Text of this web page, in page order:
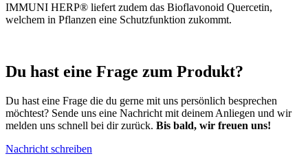
IMMUNI HERP® liefert zudem das Bioflavonoid Quercetin,
welchem in Pflanzen eine Schutzfunktion zukommt.
Du hast eine Frage zum Produkt?
Du hast eine Frage die du gerne mit uns persönlich besprechen
möchtest? Sende uns eine Nachricht mit deinem Anliegen und wir
melden uns schnell bei dir zurück. Bis bald, wir freuen uns!
Nachricht schreiben